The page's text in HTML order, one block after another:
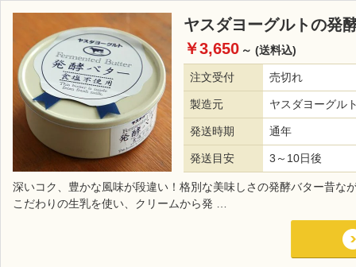
ヤスダヨーグルトの発
￥3,650 ～ (送料込)
注文受付 売切れ
製造元 ヤスダヨーグル
発送時期 通年
発送目安 3～10日後
深いコク、豊かな風味が段違い！格別な美味しさの発酵バター昔
こだわりの生乳を使い、クリームから発 …